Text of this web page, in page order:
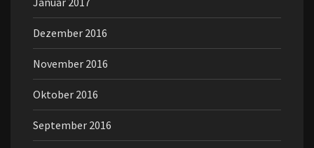
Dezember 2016
November 2016
Oktober 2016
September 2016